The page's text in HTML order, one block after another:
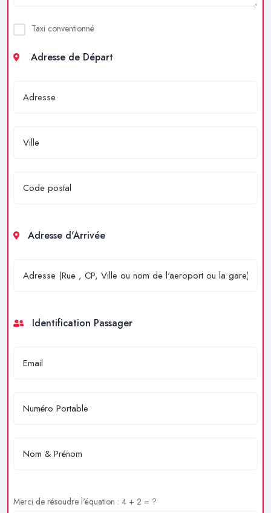
Taxi conventionné
Adresse de Départ
Adresse d'Arrivée
Identification Passager
Merci de résoudre l'équation : 4 + 2 = ?